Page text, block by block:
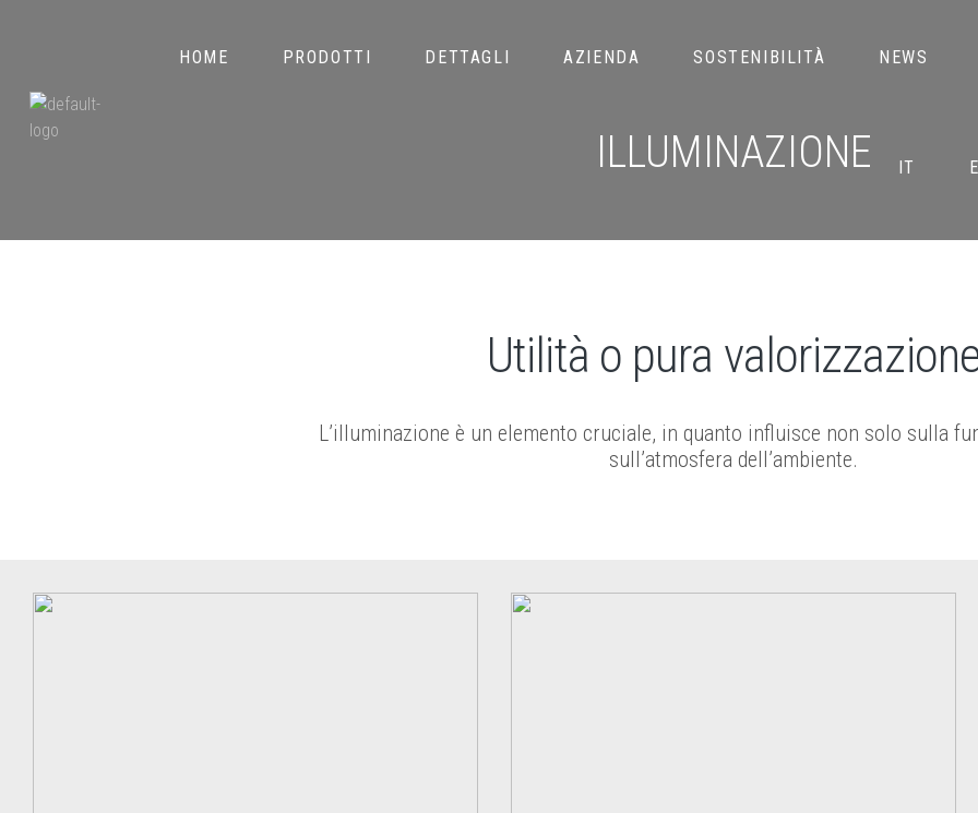
HOME PRODOTTI DETTAGLI AZIENDA SOSTENIBILITÀ NEWS
IT
ILLUMINAZIONE
Utilità o pura
L’illuminazione è un elemento cruciale, in quanto influisce non solo sulla
sull’atmosfera dell’ambiente.